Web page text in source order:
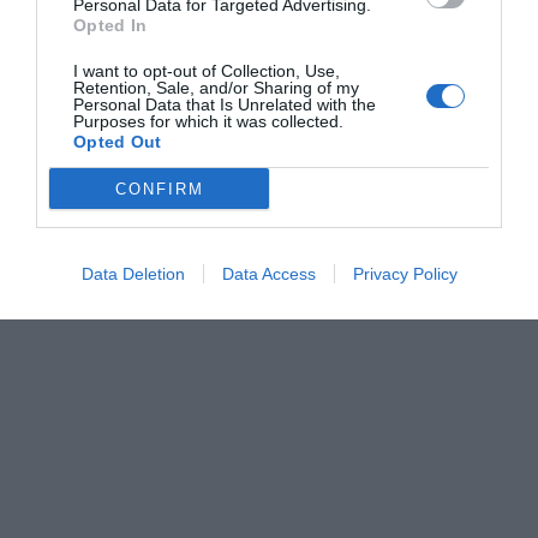
Personal Data for Targeted Advertising.
Opted In
I want to opt-out of Collection, Use,
Retention, Sale, and/or Sharing of my
Personal Data that Is Unrelated with the
Purposes for which it was collected.
Opted Out
CONFIRM
Data Deletion Data Access Privacy Policy